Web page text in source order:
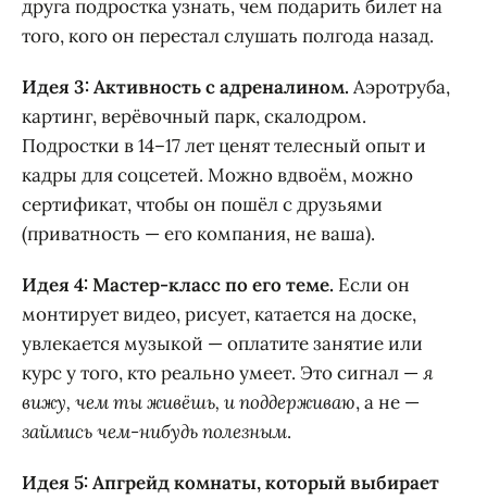
друга подростка узнать, чем подарить билет на
того, кого он перестал слушать полгода назад.
Идея 3: Активность с адреналином. Аэротруба,
картинг, верёвочный парк, скалодром.
Подростки в 14–17 лет ценят телесный опыт и
кадры для соцсетей. Можно вдвоём, можно
сертификат, чтобы он пошёл с друзьями
(приватность — его компания, не ваша).
Идея 4: Мастер-класс по его теме. Если он
монтирует видео, рисует, катается на доске,
увлекается музыкой — оплатите занятие или
курс у того, кто реально умеет. Это сигнал —я
вижу, чем ты живёшь, и поддерживаю, а не —
займись чем-нибудь полезным.
Идея 5: Апгрейд комнаты, который выбирает